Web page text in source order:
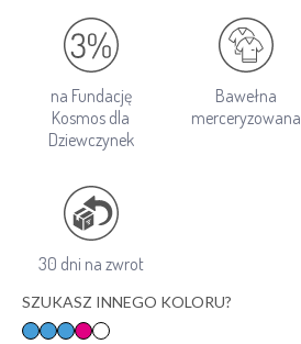
na Fundację
Kosmos dla
Dziewczynek
Bawełna
merceryzowana
30 dni na zwrot
SZUKASZ INNEGO KOLORU?